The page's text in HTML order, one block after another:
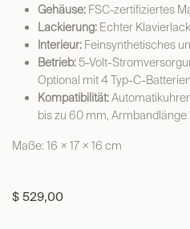
Gehäuse: FSC-zertifiziertes
Lackierung: Echter Klavierlack
Interieur: Feinsynthetisches
Betrieb:5-Volt-
Optional mit 4 Typ-C-Batterien
Kompatibilität:
bis zu 60 mm, Armbandlänge
Maße: 16 × 17 × 16 cm
$ 529,00